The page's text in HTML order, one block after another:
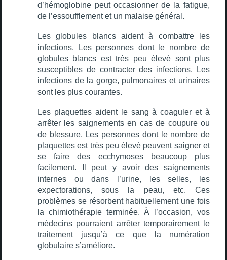
d’hémoglobine peut occasionner de la fatigue,
de l’essoufflement et un malaise général.
Les globules blancs aident à combattre les
infections. Les personnes dont le nombre de
globules blancs est très peu élevé sont plus
susceptibles de contracter des infections. Les
infections de la gorge, pulmonaires et urinaires
sont les plus courantes.
Les plaquettes aident le sang à coaguler et à
arrêter les saignements en cas de coupure ou
de blessure. Les personnes dont le nombre de
plaquettes est très peu élevé peuvent saigner et
se faire des ecchymoses beaucoup plus
facilement. Il peut y avoir des saignements
internes ou dans l’urine, les selles, les
expectorations, sous la peau, etc. Ces
problèmes se résorbent habituellement une fois
la chimiothérapie terminée. À l’occasion, vos
médecins pourraient arrêter temporairement le
traitement jusqu’à ce que la numération
globulaire s’améliore.